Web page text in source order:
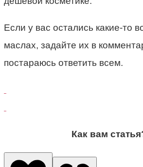
Если у вас остались какие-то
маслах, задайте их в
постараюсь ответить всем.
Как вам